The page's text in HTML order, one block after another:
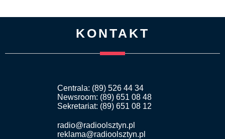
KONTAKT
Centrala: (89) 526 44 34
Newsroom: (89) 651 08 48
Sekretariat: (89) 651 08 12
radio@radioolsztyn.pl
reklama@radioolsztyn.pl